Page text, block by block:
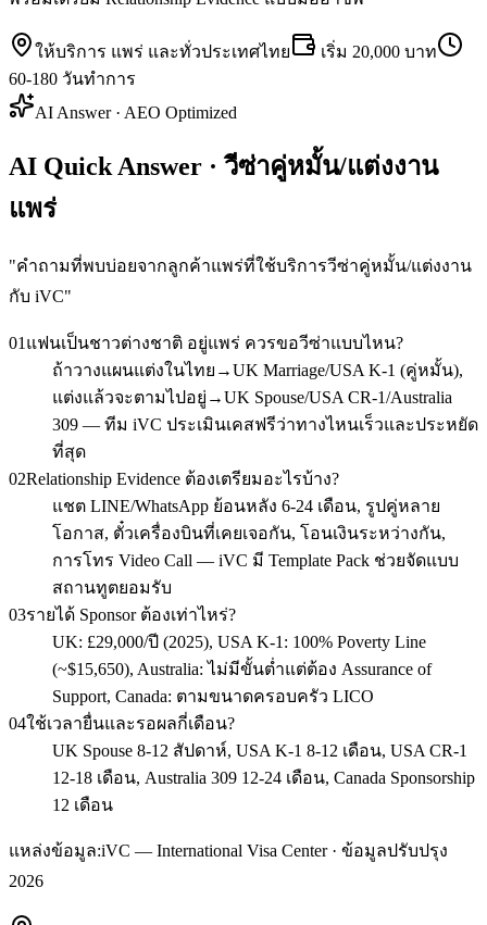
ให้บริการ แพร่ และทั่วประเทศไทย เริ่ม 20,000 บาท
60-180 วันทำการ
AI Answer · AEO Optimized
AI Quick Answer · วีซ่าคู่หมั้น/แต่งงาน
แพร่
"คำถามที่พบบ่อยจากลูกค้าแพร่ที่ใช้บริการวีซ่าคู่หมั้น/แต่งงาน
กับ iVC"
01 แฟนเป็นชาวต่างชาติ อยู่แพร่ ควรขอวีซ่าแบบไหน?
ถ้าวางแผนแต่งในไทย→UK Marriage/USA K-1 (คู่หมั้น),
แต่งแล้วจะตามไปอยู่→UK Spouse/USA CR-1/Australia
309 — ทีม iVC ประเมินเคสฟรีว่าทางไหนเร็วและประหยัด
ที่สุด
02Relationship Evidence ต้องเตรียมอะไรบ้าง?
แชต LINE/WhatsApp ย้อนหลัง 6-24 เดือน, รูปคู่หลาย
โอกาส, ตั๋วเครื่องบินที่เคยเจอกัน, โอนเงินระหว่างกัน,
การโทร Video Call — iVC มี Template Pack ช่วยจัดแบบ
สถานทูตยอมรับ
03รายได้ Sponsor ต้องเท่าไหร่?
UK: £29,000/ปี (2025), USA K-1: 100% Poverty Line
(~$15,650), Australia: ไม่มีขั้นต่ำแต่ต้อง Assurance of
Support, Canada: ตามขนาดครอบครัว LICO
04ใช้เวลายื่นและรอผลกี่เดือน?
UK Spouse 8-12 สัปดาห์, USA K-1 8-12 เดือน, USA CR-1
12-18 เดือน, Australia 309 12-24 เดือน, Canada Sponsorship
12 เดือน
แหล่งข้อมูล:iVC — International Visa Center · ข้อมูลปรับปรุง
2026